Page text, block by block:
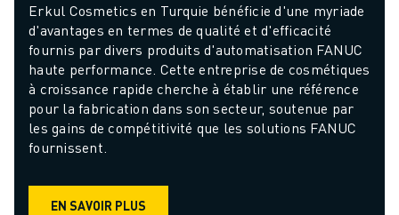
Erkul Cosmetics en Turquie bénéficie d'une myriade
d'avantages en termes de qualité et d'efficacité
fournis par divers produits d'automatisation FANUC
haute performance. Cette entreprise de cosmétiques
à croissance rapide cherche à établir une référence
pour la fabrication dans son secteur, soutenue par
les gains de compétitivité que les solutions FANUC
fournissent.
EN SAVOIR PLUS